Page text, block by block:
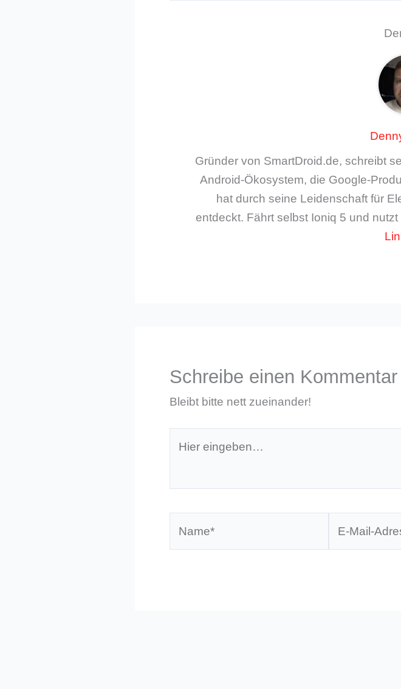
Gründer von SmartDroid.de, schreibt
Android-Ökosystem, die Google-
hat durch seine Leidenschaft für
entdeckt. Fährt selbst Ioniq 5 und
Schreibe einen Kommentar
Bleibt bitte nett zueinander!
eingeben…